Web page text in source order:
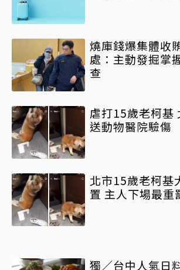
燒庫錢爆集體收
處：主動發掘掌
查
虐打15歲老柯基
送動物醫院驗傷
北市15歲老柯基
置 主人下場最重
獨／台中人氣日